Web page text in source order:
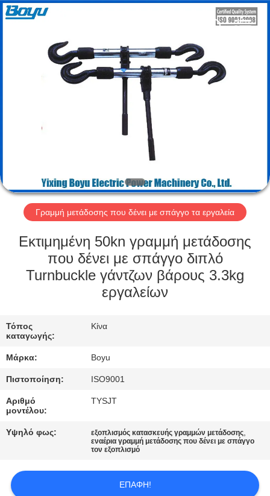
ΓΎΡΟΣ
ΕΡΓΟΣΤΑΣΊΩΝ
ΠΟΙΟΤΙΚΌΣ
ΈΛΕΓΧΟΣ
ΕΛΆΤΕ
ΣΕ
ΕΠΑΦΉ
ΕΙΔΉΣΕΙΣ
ΖΗΤΉΣΤΕ
2026
Yixing
Γραμμή μετάδοσης που δένει με σπάγγο τα εργαλεία
Εκτιμημένη 50kn γραμμή μετάδοσης
που δένει με σπάγγο διπλό
Turnbuckle γάντζων βάρους 3.3kg
εργαλείων
Τόπος
καταγωγής:
Κίνα
Μάρκα: Boyu
Πιστοποίηση: ISO9001
Αριθμό
μοντέλου:
TYSJT
Υψηλό φως: εξοπλισμός κατασκευής γραμμών μετάδοσης,
εναέρια γραμμή μετάδοσης που δένει με σπάγγο
τον εξοπλισμό
ΕΠΑΦΉ!